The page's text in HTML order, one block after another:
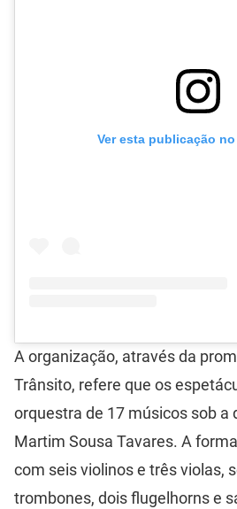
Ver esta publicação
A organização, através da
Trânsito, refere que os
orquestra de 17 músicos sob a
Martim Sousa Tavares. A
com seis violinos e três violas,
trombones, dois flugelhorns e